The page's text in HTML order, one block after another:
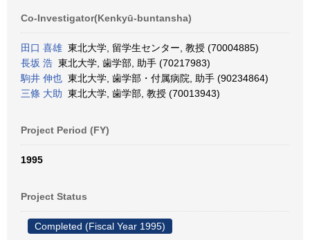
Co-Investigator(Kenkyū-buntansha)
田口 喜雄 東北大学, 留学生センター, 教授 (70004885)
長坂 浩 東北大学, 歯学部, 助手 (70217983)
駒井 伸也 東北大学, 歯学部・付属病院, 助手 (90234864)
三條 大助 東北大学, 歯学部, 教授 (70013943)
Project Period (FY)
1995
Project Status
Completed (Fiscal Year 1995)